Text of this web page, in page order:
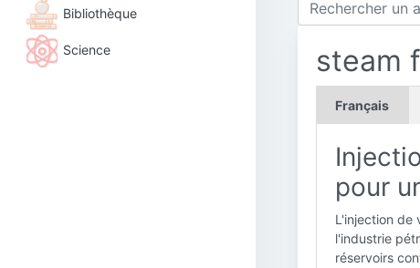
Bibliothèque
Science steam
Français
pour
L'injection de
l'industrie
réservoirs